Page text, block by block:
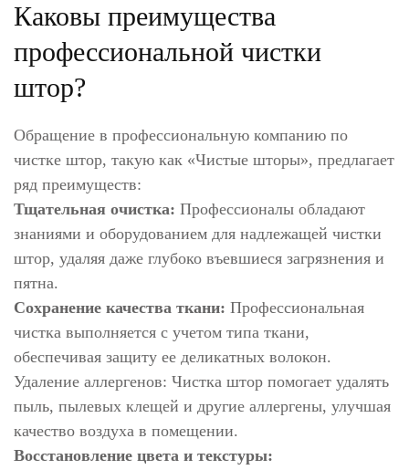
Каковы преимущества
профессиональной чистки
штор?
Обращение в профессиональную компанию по
чистке штор, такую как «Чистые шторы», предлагает
ряд преимуществ:
Тщательная очистка: Профессионалы обладают
знаниями и оборудованием для надлежащей чистки
штор, удаляя даже глубоко въевшиеся загрязнения и
пятна.
Сохранение качества ткани: Профессиональная
чистка выполняется с учетом типа ткани,
обеспечивая защиту ее деликатных волокон.
Удаление аллергенов: Чистка штор помогает удалять
пыль, пылевых клещей и другие аллергены, улучшая
качество воздуха в помещении.
Восстановление цвета и текстуры: